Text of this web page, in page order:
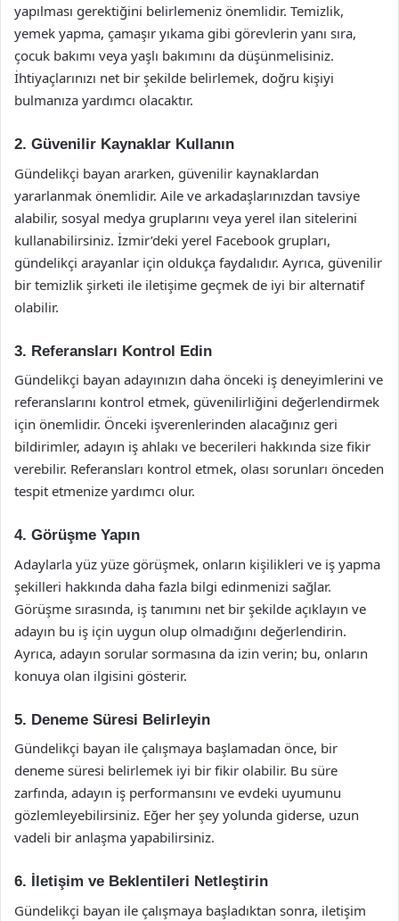
yapılması gerektiğini belirlemeniz önemlidir. Temizlik,
yemek yapma, çamaşır yıkama gibi görevlerin yanı sıra,
çocuk bakımı veya yaşlı bakımını da düşünmelisiniz.
İhtiyaçlarınızı net bir şekilde belirlemek, doğru kişiyi
bulmanıza yardımcı olacaktır.
2. Güvenilir Kaynaklar Kullanın
Gündelikçi bayan ararken, güvenilir kaynaklardan
yararlanmak önemlidir. Aile ve arkadaşlarınızdan tavsiye
alabilir, sosyal medya gruplarını veya yerel ilan sitelerini
kullanabilirsiniz. İzmir’deki yerel Facebook grupları,
gündelikçi arayanlar için oldukça faydalıdır. Ayrıca, güvenilir
bir temizlik şirketi ile iletişime geçmek de iyi bir alternatif
olabilir.
3. Referansları Kontrol Edin
Gündelikçi bayan adayınızın daha önceki iş deneyimlerini ve
referanslarını kontrol etmek, güvenilirliğini değerlendirmek
için önemlidir. Önceki işverenlerinden alacağınız geri
bildirimler, adayın iş ahlakı ve becerileri hakkında size fikir
verebilir. Referansları kontrol etmek, olası sorunları önceden
tespit etmenize yardımcı olur.
4. Görüşme Yapın
Adaylarla yüz yüze görüşmek, onların kişilikleri ve iş yapma
şekilleri hakkında daha fazla bilgi edinmenizi sağlar.
Görüşme sırasında, iş tanımını net bir şekilde açıklayın ve
adayın bu iş için uygun olup olmadığını değerlendirin.
Ayrıca, adayın sorular sormasına da izin verin; bu, onların
konuya olan ilgisini gösterir.
5. Deneme Süresi Belirleyin
Gündelikçi bayan ile çalışmaya başlamadan önce, bir
deneme süresi belirlemek iyi bir fikir olabilir. Bu süre
zarfında, adayın iş performansını ve evdeki uyumunu
gözlemleyebilirsiniz. Eğer her şey yolunda giderse, uzun
vadeli bir anlaşma yapabilirsiniz.
6. İletişim ve Beklentileri Netleştirin
Gündelikçi bayan ile çalışmaya başladıktan sonra, iletişim